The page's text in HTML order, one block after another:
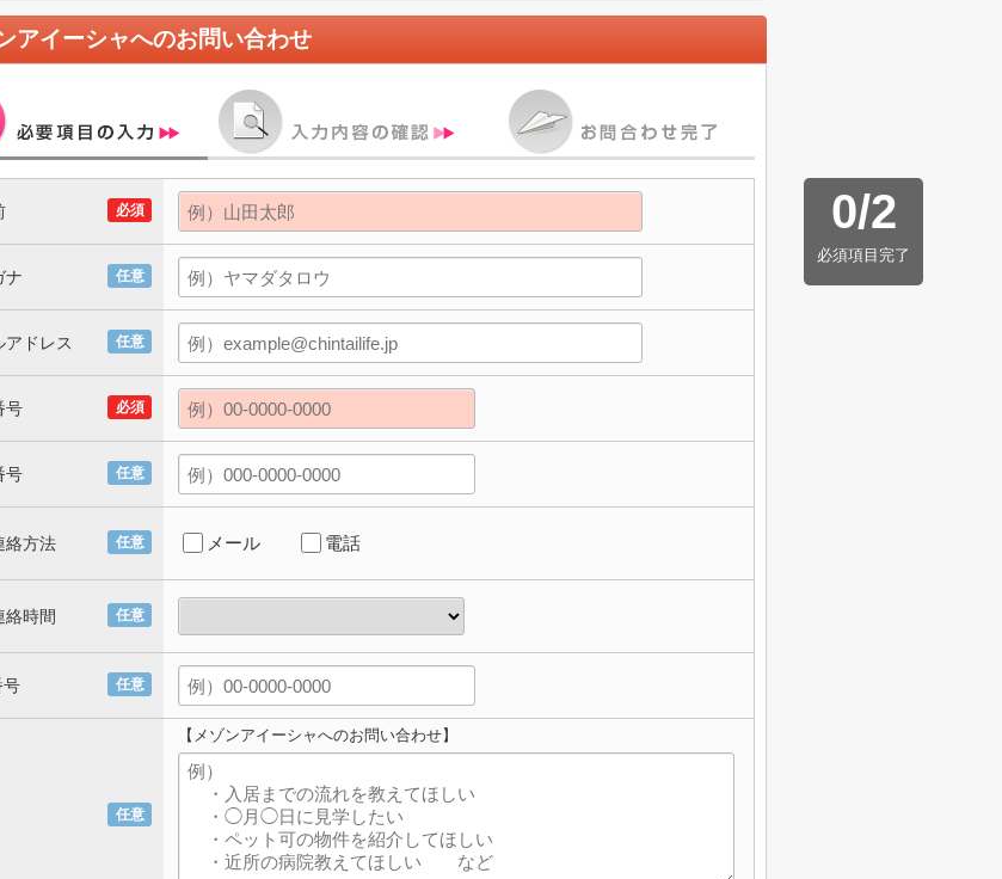
アイーシャへのお問い合わせ
0/2
必須項目完了
必須
任意
ナ
任意
アドレス
必須
号
任意
号
任意
絡方法 メール 電話
任意
絡時間
任意
号
任意
【メゾンアイーシャへのお問い合わせ】